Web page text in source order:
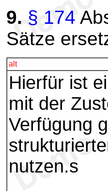
9. § 174
Sätze
alt
Hierfür ist
mit der
Verfügung
nutzen.s